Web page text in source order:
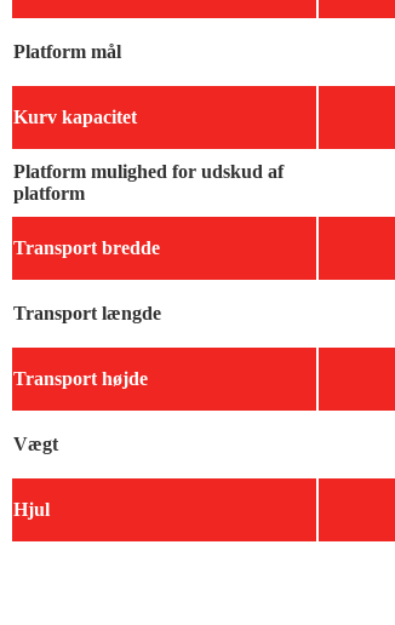
Platform mål
Kurv kapacitet
Platform mulighed for udskud af
platform
Transport bredde
Transport længde
Transport højde
Vægt
Hjul